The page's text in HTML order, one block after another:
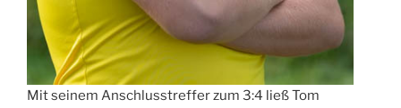
Mit seinem Anschlusstreffer zum 3:4 ließ Tom